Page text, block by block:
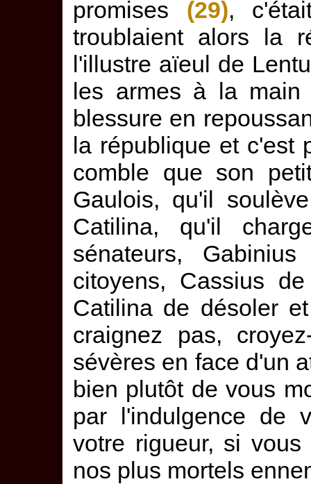
promises (29),
troublaient alors la
l'illustre aïeul de
les armes à la
blessure en
la république et c'est
comble que son
Gaulois, qu'il
Catilina, qu'il
sénateurs,
citoyens, Cassius
Catilina de désoler
craignez pas,
sévères en face d'un
bien plutôt de vous
par l'indulgence de
votre rigueur, si
nos plus mortels